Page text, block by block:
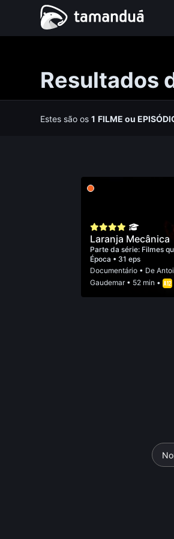
Resultados
Estes são os1 FILMEou
Laranja Mecânica
Parte da série: Filmes
Época • 31 eps
Documentário• De
Gaudemar• 52 min •